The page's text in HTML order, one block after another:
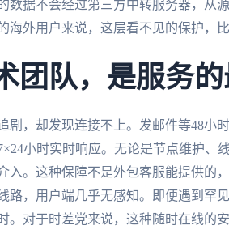
数据不会经过第三方中转服务器，从
海外用户来说，这层看不见的保护，比
团队，是服务
剧，却发现连接不上。发邮件等48小
小时实时响应。无论是节点维护、
入。这种保障不是外包客服能提供的
路，用户端几乎无感知。即便遇到罕
。对于时差党来说，这种随时在线的